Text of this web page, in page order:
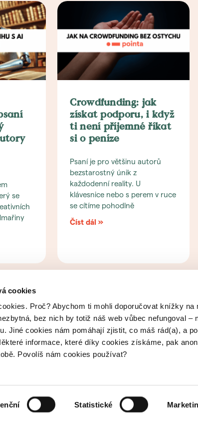
cookies
Proč? Abychom ti mohli doporučovat knížky na
bez nich by totiž náš web vůbec nefungoval –
Jiné cookies nám pomáhají zjistit, co máš rád(a), a
informace, které díky cookies získáme, pak
Povolíš nám cookies používat?
Statistické
se
Crowdfunding: jak
získat podporu, i když
ti není příjemné říkat
si o peníze
Psaní je pro většinu autorů
bezstarostný únik z
každodenní reality. U
klávesnice nebo s perem v ruce
se cítíme pohodlně
Číst dál »
Další »
odebírat newsletter